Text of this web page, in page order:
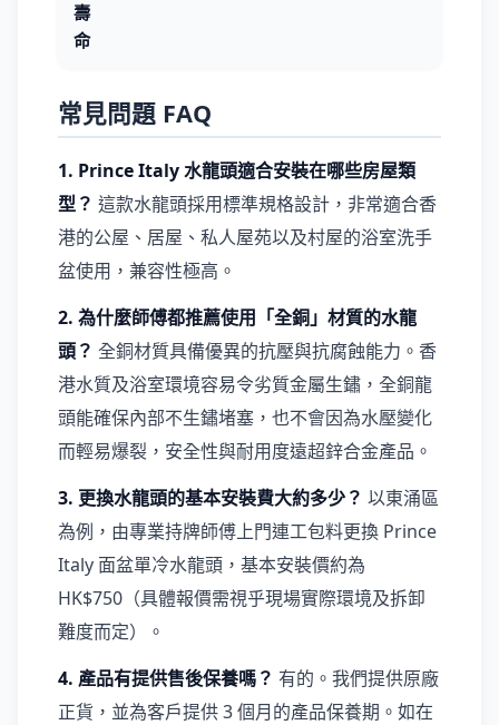
壽
命
常見問題 FAQ
1. Prince Italy 水龍頭適合安裝在哪些房屋類
型？ 這款水龍頭採用標準規格設計，非常適合香
港的公屋、居屋、私人屋苑以及村屋的浴室洗手
盆使用，兼容性極高。
2. 為什麼師傅都推薦使用「全銅」材質的水龍
頭？ 全銅材質具備優異的抗壓與抗腐蝕能力。香
港水質及浴室環境容易令劣質金屬生鏽，全銅龍
頭能確保內部不生鏽堵塞，也不會因為水壓變化
而輕易爆裂，安全性與耐用度遠超鋅合金產品。
3. 更換水龍頭的基本安裝費大約多少？ 以東涌區
為例，由專業持牌師傅上門連工包料更換 Prince
Italy 面盆單冷水龍頭，基本安裝價約為
HK$750（具體報價需視乎現場實際環境及拆卸
難度而定）。
4. 產品有提供售後保養嗎？ 有的。我們提供原廠
正貨，並為客戶提供 3 個月的產品保養期。如在